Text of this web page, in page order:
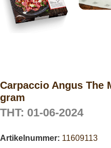
Carpaccio Angus The
gram
THT: 01-06-2024
Artikelnummer: 11609113